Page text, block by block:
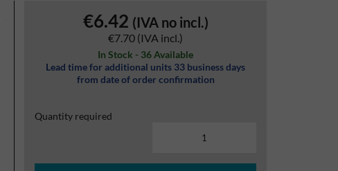
€6.42 (IVA no incl.)
€7.70 (IVA incl.)
In Stock - 36 Available
Lead time for additional units 33 business days
from date of order confirmation
Quantity required